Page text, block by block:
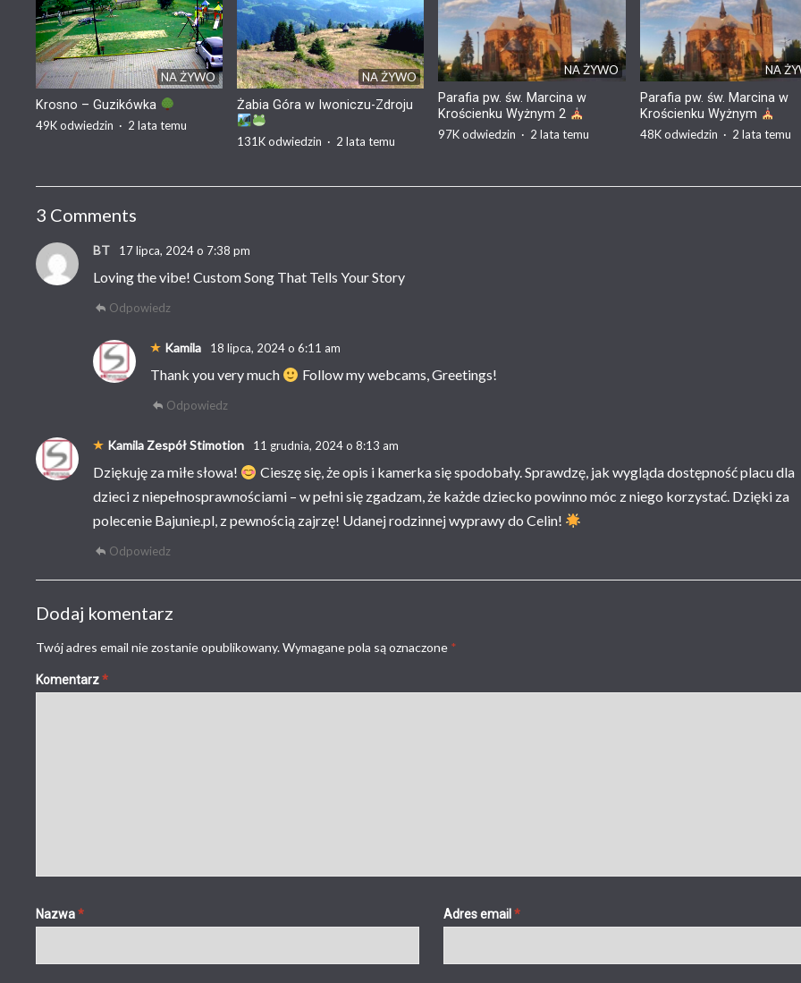
NA ŻYWO
Krosno – Guzikówka
49Kodwiedzin · 2 lata temu
NA ŻYWO
Żabia Góra w Iwoniczu-Zdroju
131Kodwiedzin · 2 lata temu
NA ŻYWO
Parafia pw. św. Marcina w
Krościenku Wyżnym 2
97Kodwiedzin · 2 lata temu
NA
Parafia pw. św. Marcina w
Krościenku Wyżnym
48Kodwiedzin · 2 lata temu
3 Comments
BT 17 lipca, 2024 o 7:38 pm
Loving the vibe! Custom Song That Tells Your Story
Odpowiedz
Kamila 18 lipca, 2024 o 6:11 am
Thank you very much Follow my webcams, Greetings!
Odpowiedz
Kamila Zespół Stimotion 11 grudnia, 2024 o 8:13 am
Dziękuję za miłe słowa!
Cieszę się, że opis i kamerka się spodobały. Sprawdzę, jak wygląda dostępność placu dla
dzieci z niepełnosprawnościami – w pełni się zgadzam, że każde dziecko powinno móc z niego korzystać. Dzięki za
polecenie Bajunie.pl, z pewnością zajrzę! Udanej rodzinnej wyprawy do Celin!
Odpowiedz
Dodaj komentarz
Twój adres email nie zostanie opublikowany.Wymagane pola są oznaczone *
Komentarz*
Nazwa* Adres email *